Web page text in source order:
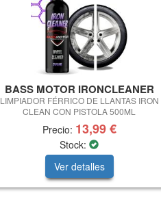
BASS MOTOR IRONCLEANER
LIMPIADOR FÉRRICO DE LLANTAS IRON
CLEAN CON PISTOLA 500ML
Precio: 13,99 €
Stock:
Ver detalles